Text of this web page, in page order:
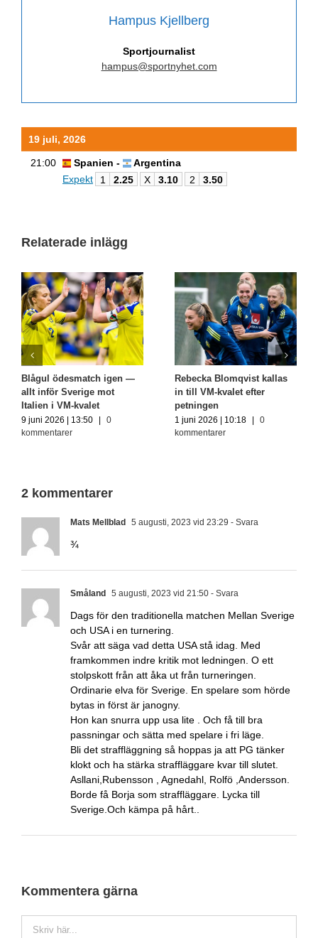
Hampus Kjellberg
Sportjournalist
hampus@sportnyhet.com
19 juli, 2026
21:00 Spanien -
Argentina
Expekt
1 2.25 X 3.10 2 3.50
Relaterade inlägg
ödesmatch igen —
Sverige mot
i VM-kvalet
| 13:50 | 0
Rebecka Blomqvist kallas
in till VM-kvalet efter
1 juni 2026 | 10:18 | 0
kommentarer
2 kommentarer
Mats Mellblad 5 augusti, 2023 vid 23:29 - Svara
¾
Småland 5 augusti, 2023 vid 21:50 - Svara
Dags för den traditionella matchen Mellan Sverige
och USA i en turnering.
Svår att säga vad detta USA stå idag. Med
framkommen indre kritik mot ledningen. O ett
stolpskott från att åka ut från turneringen.
Ordinarie elva för Sverige. En spelare som hörde
bytas in först är janogny.
Hon kan snurra upp usa lite . Och få till bra
passningar och sätta med spelare i fri läge.
Bli det straffläggning så hoppas ja att PG tänker
klokt och ha stärka straffläggare kvar till slutet.
Asllani,Rubensson , Agnedahl, Rolfö ,Andersson.
Borde få Borja som straffläggare. Lycka till
Sverige.Och kämpa på hårt..
Kommentera gärna